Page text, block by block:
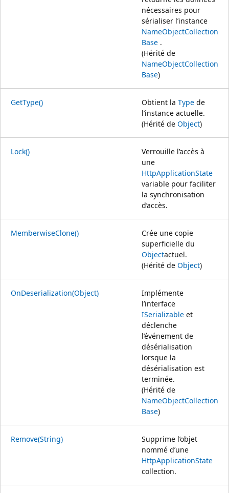
nécessaires pour
sérialiser l’instance
NameObjectCollection
Base .
(Hérité de
NameObjectCollection
Base)
GetType() Obtient la Type de
l’instance actuelle.
(Hérité de Object)
Lock()
Verrouille l’accès à
une
HttpApplicationState
variable pour faciliter
la synchronisation
d’accès.
MemberwiseClone()
Crée une copie
superficielle du
Objectactuel.
(Hérité de Object)
OnDeserialization(Object)
Implémente
l’interface
ISerializable et
déclenche
l’événement de
désérialisation
lorsque la
désérialisation est
terminée.
(Hérité de
NameObjectCollection
Base)
Remove(String)
Supprime l’objet
nommé d’une
HttpApplicationState
collection.